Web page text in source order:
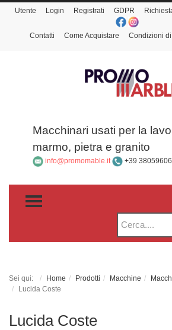
Utente Login Registrati GDPR
Contatti Come Acquistare Condizioni
Macchinari usati per la
marmo, pietra e granito
info@promomable.it +39
TOGGLE MENU
Sei qui: Home Prodotti Macchine
Lucida Coste
Lucida Coste